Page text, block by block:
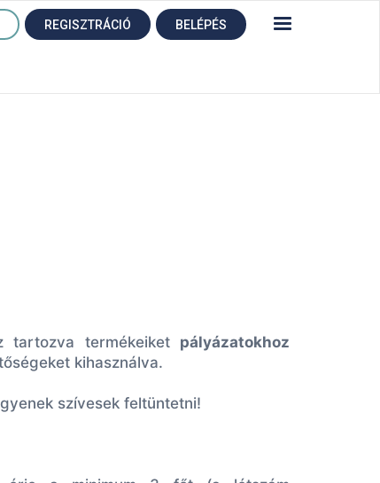
REGISZTRÁCIÓ BELÉPÉS
tartozva termékeiket pályázatokhoz
kihasználva.
szívesek feltüntetni!